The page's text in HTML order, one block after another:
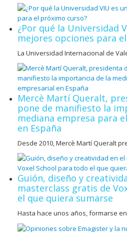
¿Por qué la Universidad
mejores opciones para
La Universidad Internacional de
Mercè Martí Queralt,
pone de manifiesto la
mediana empresa para
en España
Desde 2010, Mercè Martí Queralt
Guión, diseño y
masterclass gratis de
el que quiera sumarse
Hasta hace unos años, formarse